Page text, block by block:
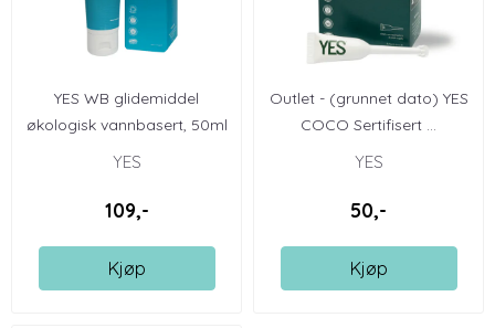
YES WB glidemiddel
økologisk vannbasert, 50ml
YES
109,-
Kjøp
Outlet - (grunnet dato) YES
COCO Sertifisert ...
YES
50,-
Kjøp